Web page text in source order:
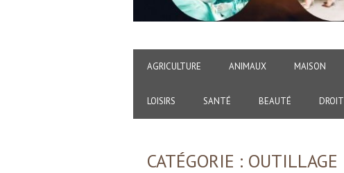
AGRICULTURE ANIMAUX MAISON
LOISIRS SANTÉ BEAUTÉ DROIT
CATÉGORIE : OUTILLAGE